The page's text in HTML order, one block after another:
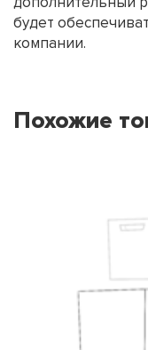
будет
компании.
Похожие